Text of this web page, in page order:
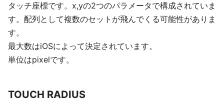
タッチ座標です。x,yの2つのパラメータで構成されていま
す。配列として複数のセットが飛んでくる可能性がありま
す。
最大数はiOSによって決定されています。
単位はpixelです。
TOUCH RADIUS